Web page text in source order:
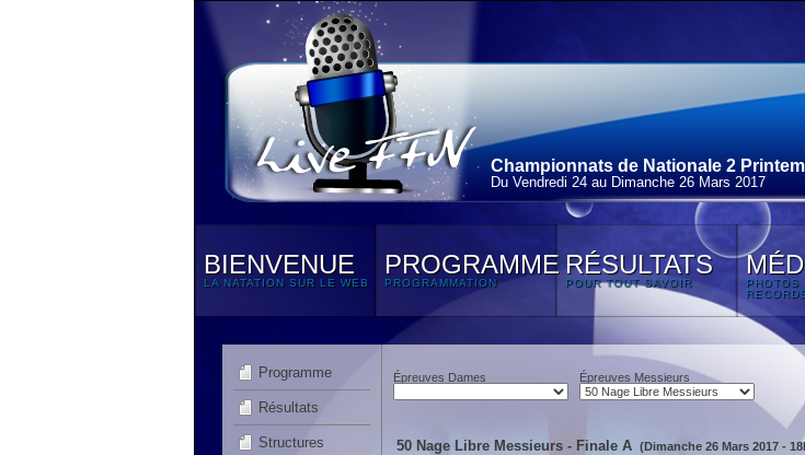
Championnats de Nationale 2
Du Vendredi 24 au Dimanche 26 Mars 2017
BIENVENUE
LA NATATION SUR LE WEB
PROGRAMME
PROGRAMMATION
RÉSULTATS
POUR TOUT SAVOIR
PHOTOS
Programme
Résultats
Structures
Épreuves Dames Épreuves Messieurs
50 Nage Libre Messieurs - Finale A (Dimanche 26 Mars 2017 -